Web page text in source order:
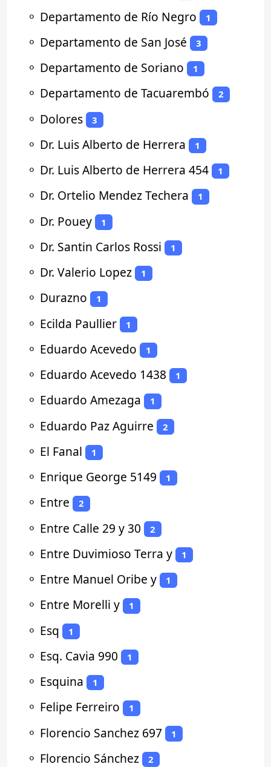
⚬ Departamento de Río Negro 1
⚬ Departamento de San José 3
⚬ Departamento de Soriano 1
⚬ Departamento de Tacuarembó 2
⚬ Dolores 3
⚬ Dr. Luis Alberto de Herrera 1
⚬ Dr. Luis Alberto de Herrera 454 1
⚬ Dr. Ortelio Mendez Techera 1
⚬ Dr. Pouey 1
⚬ Dr. Santin Carlos Rossi 1
⚬ Dr. Valerio Lopez 1
⚬ Durazno 1
⚬ Ecilda Paullier 1
⚬ Eduardo Acevedo 1
⚬ Eduardo Acevedo 1438 1
⚬ Eduardo Amezaga 1
⚬ Eduardo Paz Aguirre 2
⚬ El Fanal 1
⚬ Enrique George 5149 1
⚬ Entre 2
⚬ Entre Calle 29 y 30 2
⚬ Entre Duvimioso Terra y 1
⚬ Entre Manuel Oribe y 1
⚬ Entre Morelli y 1
⚬ Esq 1
⚬ Esq. Cavia 990 1
⚬ Esquina 1
⚬ Felipe Ferreiro 1
⚬ Florencio Sanchez 697 1
⚬ Florencio Sánchez 2